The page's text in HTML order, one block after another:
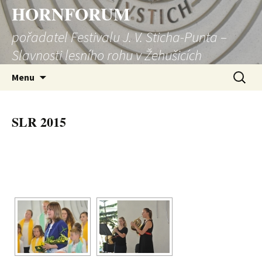
HORNFORUM
pořadatel Festivalu J. V. Sticha-Punta –
Slavnosti lesního rohu v Žehušicích
Menu
SLR 2015